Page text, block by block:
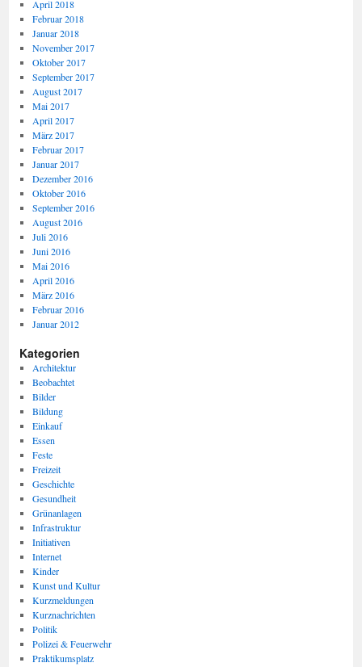
April 2018
Februar 2018
Januar 2018
November 2017
Oktober 2017
September 2017
August 2017
Mai 2017
April 2017
März 2017
Februar 2017
Januar 2017
Dezember 2016
Oktober 2016
September 2016
August 2016
Juli 2016
Juni 2016
Mai 2016
April 2016
März 2016
Februar 2016
Januar 2012
Kategorien
Architektur
Beobachtet
Bilder
Bildung
Einkauf
Essen
Feste
Freizeit
Geschichte
Gesundheit
Grünanlagen
Infrastruktur
Initiativen
Internet
Kinder
Kunst und Kultur
Kurzmeldungen
Kurznachrichten
Politik
Polizei & Feuerwehr
Praktikumsplatz